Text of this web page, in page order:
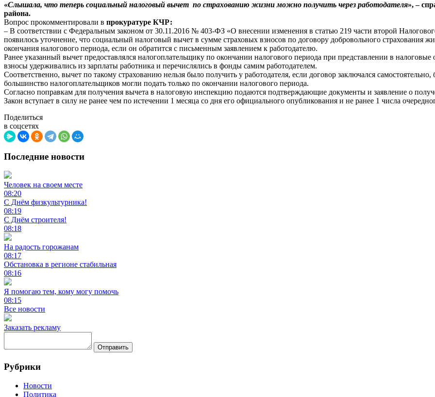
«Слышала, что теперь социальный налоговый вычет по страхованию жизни можно получить через работодателя», –
района.
Вопрос прокомментировали в прокуратуре КЧР:
– В соответствии с Федеральным законом от 30.11.2016 № 403-ФЗ «О внесении изменения в статью 219 части второй
появилось уточнение, что социальный налоговый вычет в сумме страховых взносов по договору добровольного страхования
окончания налогового периода, если он обратится с письменным заявлением к работодателю.
Ранее указанный вычет предоставлялся налогоплательщику по окончании налогового периода при представлении в
взносы удерживались из зарплаты работника и перечислялись в фонды самим работодателем.
Соответственно, вычет по такому страхованию нельзя было получить у работодателя, если договор заключался
большинство налогоплательщиков могли подать только по окончании налогового периода.
Согласно поправкам для получения вычета в налоговую инспекцию подаются подтверждающие документы и заявление о
Закон вступает в силу не ранее чем по истечении 1 месяца со дня его официального опубликования и не ранее 1 числа
Поделиться
в соцсетях
Последние новости
Человек на своем месте
08:20
С Днём физкультурника!
08:19
С Днём строителя!
08:18
На радость горожанам
08:17
Обстановка в регионе стабильная
08:16
Я помогаю тем, кому могу помочь
08:15
Все новости
Заказать рекламу
Отправить
Рубрики
Новости
Политика